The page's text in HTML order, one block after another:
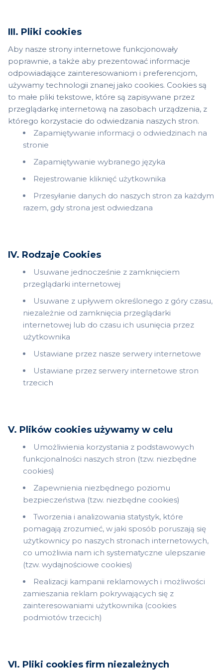
III. Pliki cookies
Aby nasze strony internetowe funkcjonowały
poprawnie, a także aby prezentować informacje
odpowiadające zainteresowaniom i preferencjom,
używamy technologii znanej jako cookies. Cookies są
to małe pliki tekstowe, które są zapisywane przez
przeglądarkę internetową na zasobach urządzenia, z
którego korzystacie do odwiedzania naszych stron.
Zapamiętywanie informacji o odwiedzinach na
stronie
Zapamiętywanie wybranego języka
Rejestrowanie kliknięć użytkownika
Przesyłanie danych do naszych stron za każdym
razem, gdy strona jest odwiedzana
IV. Rodzaje Cookies
Usuwane jednocześnie z zamknięciem
przeglądarki internetowej
Usuwane z upływem określonego z góry czasu,
niezależnie od zamknięcia przeglądarki
internetowej lub do czasu ich usunięcia przez
użytkownika
Ustawiane przez nasze serwery internetowe
Ustawiane przez serwery internetowe stron
trzecich
V. Plików cookies używamy w celu
Umożliwienia korzystania z podstawowych
funkcjonalności naszych stron (tzw. niezbędne
cookies)
Zapewnienia niezbędnego poziomu
bezpieczeństwa (tzw. niezbędne cookies)
Tworzenia i analizowania statystyk, które
pomagają zrozumieć, w jaki sposób poruszają się
użytkownicy po naszych stronach internetowych,
co umożliwia nam ich systematyczne ulepszanie
(tzw. wydajnościowe cookies)
Realizacji kampanii reklamowych i możliwości
zamieszania reklam pokrywających się z
zainteresowaniami użytkownika (cookies
podmiotów trzecich)
VI. Pliki cookies firm niezależnych